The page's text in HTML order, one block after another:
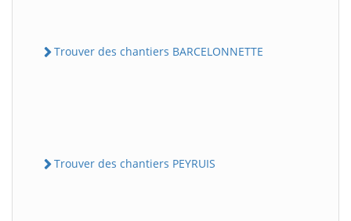
Trouver des chantiers BARCELONNETTE
Trouver des chantiers PEYRUIS